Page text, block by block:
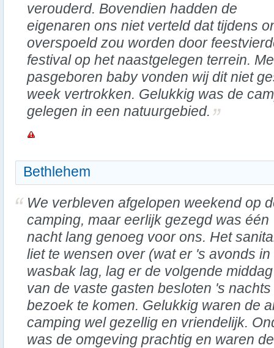
verouderd. Bovendien hadden de
eigenaren ons niet verteld dat tijdens
overspoeld zou worden door
festival op het naastgelegen terrein.
pasgeboren baby vonden wij dit niet
week vertrokken. Gelukkig was de
gelegen in een natuurgebied.
Bethlehem
We verbleven afgelopen weekend op
camping, maar eerlijk gezegd was één
nacht lang genoeg voor ons. Het
liet te wensen over (wat er 's avonds in
wasbak lag, lag er de volgende
van de vaste gasten besloten 's
bezoek te komen. Gelukkig waren de
camping wel gezellig en vriendelijk.
was de omgeving prachtig en waren